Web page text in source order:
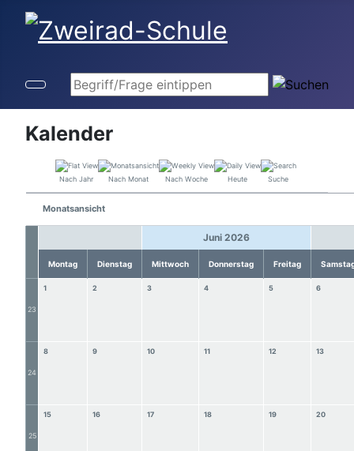
Begriff/Frage eintippen
Kalender
Nach Jahr Nach Monat Nach Woche Heute Suche
Monatsansicht
Juni 2026
Montag Dienstag Mittwoch Donnerstag Freitag
23
1 2 3 4 5 6
24
8 9 10 11 12 13
25
15 16 17 18 19 20